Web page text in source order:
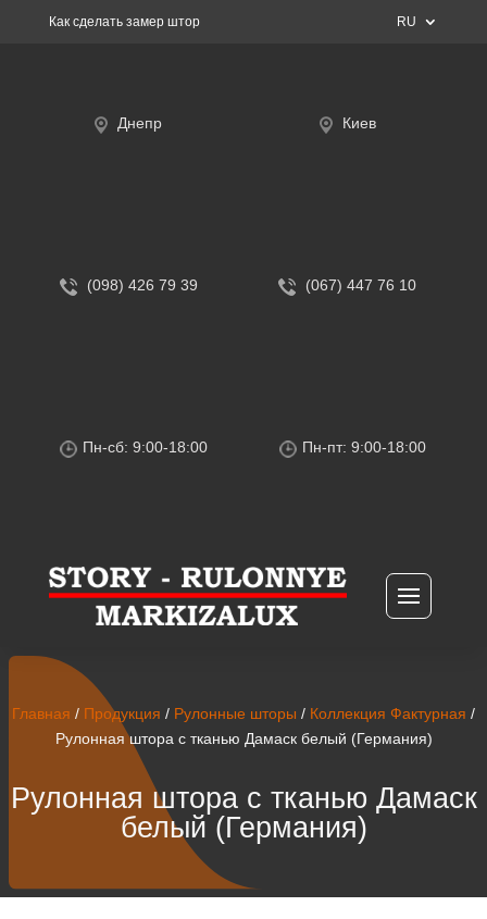
Как сделать замер штор RU
Днепр
(098) 426 79 39
Пн-сб: 9:00-18:00
Киев
(067) 447 76 10
Пн-пт: 9:00-18:00
Главная / Продукция / Рулонные шторы / Коллекция Фактурная /
Рулонная штора с тканью Дамаск белый (Германия)
Рулонная штора с тканью Дамаск
белый (Германия)